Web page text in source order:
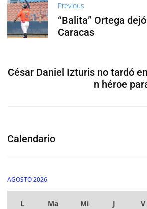
Previous
“Balita” Ortega
Caracas
César Daniel Izturis no tardó
n héroe
Calendario
AGOSTO 2026
L Ma Mi J V